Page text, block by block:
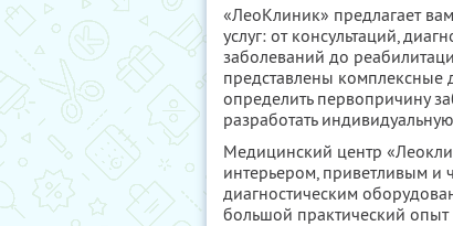
«ЛеоКлиник» предлагает
услуг: от консультаций,
заболеваний до
представлены комплексные
определить первопричину
разработать
Медицинский центр
интерьером, приветливым
диагностическим
большой практический